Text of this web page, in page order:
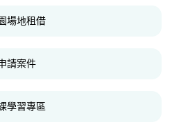
場地租借
請案件
學習專區